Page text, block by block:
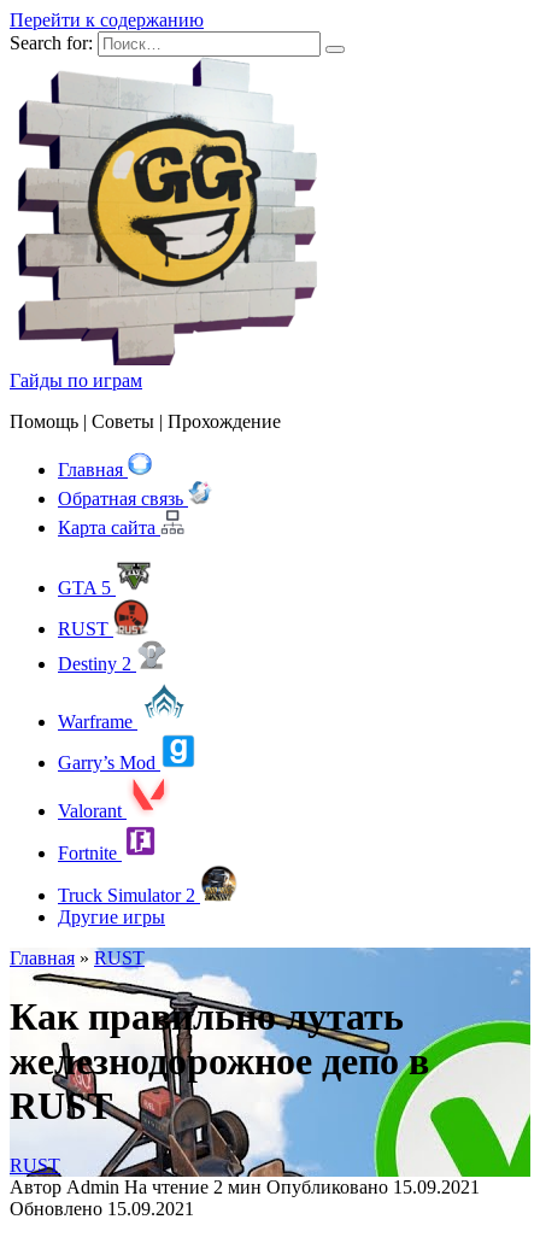
Перейти к содержанию
Search for:
Гайды по играм
Помощь | Cоветы | Прохождение
Главная
Обратная связь
Карта сайта
GTA 5
RUST
Destiny 2
Warframe
Garry’s Mod
Valorant
Fortnite
Truck Simulator 2
Другие игры
Главная » RUST
Как правильно лутать
железнодорожное депо в
RUST
RUST
Автор Admin На чтение 2 мин Опубликовано 15.09.2021
Обновлено 15.09.2021